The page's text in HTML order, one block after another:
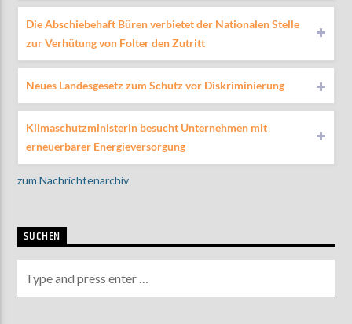
Die Abschiebehaft Büren verbietet der Nationalen Stelle
zur Verhütung von Folter den Zutritt
Neues Landesgesetz zum Schutz vor Diskriminierung
Klimaschutzministerin besucht Unternehmen mit
erneuerbarer Energieversorgung
zum Nachrichtenarchiv
SUCHEN